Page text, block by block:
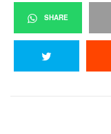
SHARE